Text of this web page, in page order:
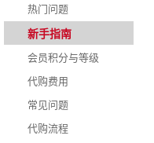
热门问题
新手指南
会员积分与等级
代购费用
常见问题
代购流程